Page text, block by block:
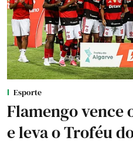
Esporte
Flamengo vence
e leva o Troféu